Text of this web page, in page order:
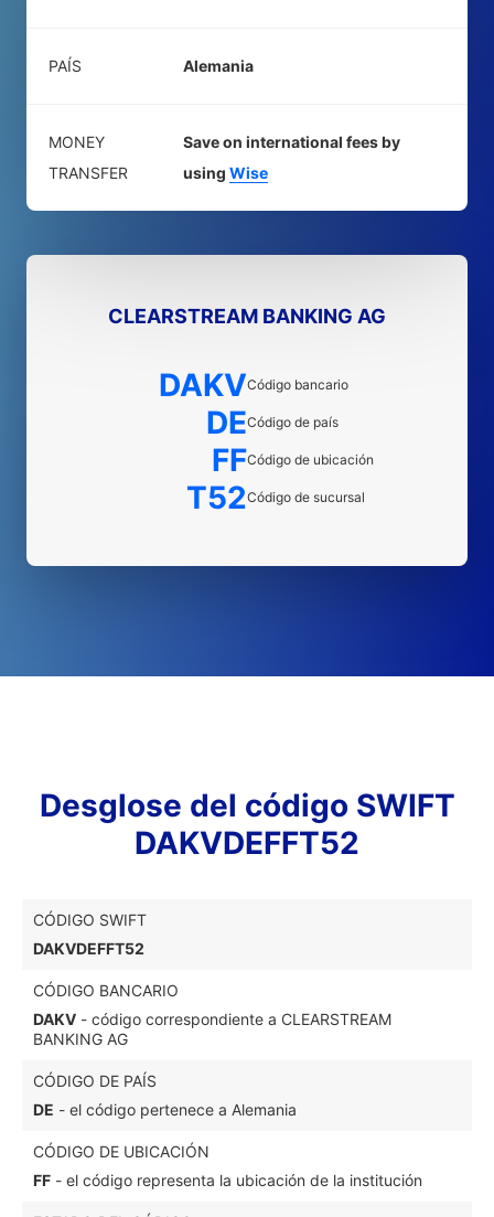
PAÍS Alemania
MONEY
TRANSFER
Save on international fees by
using Wise
CLEARSTREAM BANKING AG
DAKVCódigo bancario
DECódigo de país
FFCódigo de ubicación
T52Código de sucursal
Desglose del código SWIFT
DAKVDEFFT52
CÓDIGO SWIFT
DAKVDEFFT52
CÓDIGO BANCARIO
DAKV - código correspondiente a CLEARSTREAM
BANKING AG
CÓDIGO DE PAÍS
DE - el código pertenece a Alemania
CÓDIGO DE UBICACIÓN
FF - el código representa la ubicación de la institución